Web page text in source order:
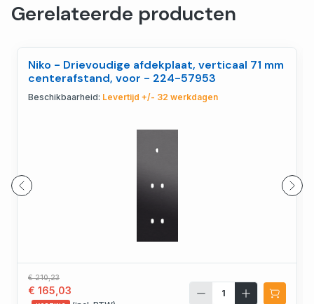
Gerelateerde producten
Niko - Drievoudige afdekplaat, verticaal 71 mm
centerafstand, voor - 224-57953
Beschikbaarheid: Levertijd +/- 32 werkdagen
€ 210,23
€ 165,03